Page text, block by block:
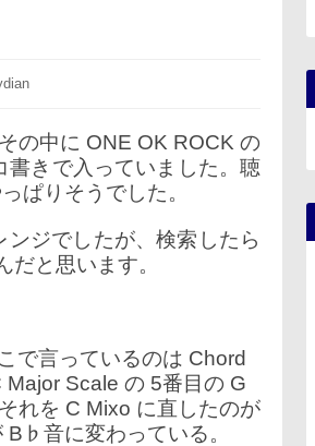
の中に ONE OK ROCK の
書きで入っていました。聴
ぱりそうでした。
ジでしたが、検索したら
と思います。
で言っているのは Chord
Scale の 5番目の G
れを C Mixo に直したのが
音に変わっている。